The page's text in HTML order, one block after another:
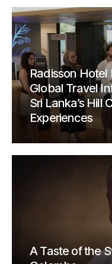
Radisson
Global Travel
Sri Lanka’s Hill
Experiences
A Taste of the